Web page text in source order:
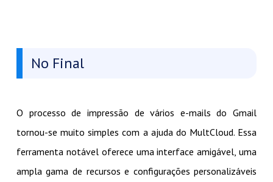
No Final
O processo de impressão de vários e-mails do Gmail
tornou-se muito simples com a ajuda do MultCloud. Essa
ferramenta notável oferece uma interface amigável, uma
ampla gama de recursos e configurações personalizáveis